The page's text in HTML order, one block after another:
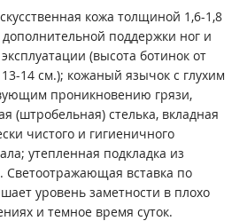
кожа толщиной 1,6-1,8
поддержки ног и
(высота ботинок от
14 см.); кожаный язычок с глухим
проникновению грязи,
(штробельная) стелька, вкладная
чистого и гигиеничного
утепленная подкладка из
Светоотражающая вставка по
уровень заметности в плохо
и темное время суток.